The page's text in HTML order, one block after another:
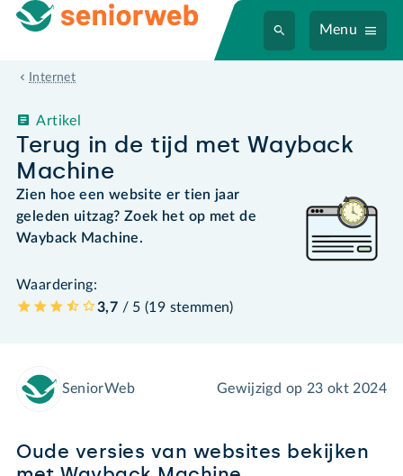
Menu
Internet
Terug in de tijd met Wayback
Machine
Artikel
Zien hoe een website er tien jaar
geleden uitzag? Zoek het op met de
Wayback Machine.
Waardering:
3,7 / 5 (19 stemmen)
SeniorWeb Gewijzigd op 23 okt 2024
Oude versies van websites bekijken